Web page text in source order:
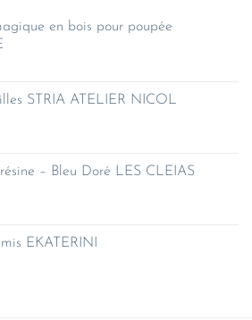
en bois pour poupée
STRIA ATELIER NICOL
– Bleu Doré LES CLEIAS
EKATERINI